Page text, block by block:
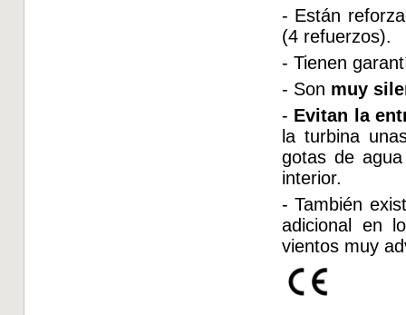
- Están
(4 refuerzos).
- Tienen
- Son muy
- Evitan la
la turbina
gotas de
interior.
- También
adicional en
vientos muy